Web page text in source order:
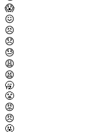
😱
😖
😣
😞
😓
😩
😫
🥱
😤
😡
😠
🤬